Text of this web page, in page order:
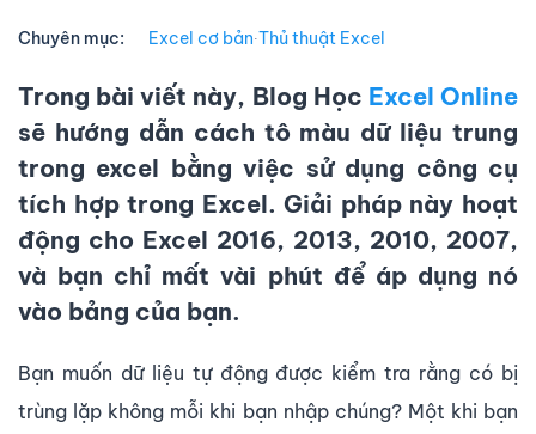
Chuyên mục: Excel cơ bản∙Thủ thuật Excel
Trong bài viết này, Blog Học Excel Online
sẽ hướng dẫn cách tô màu dữ liệu trung
trong excel bằng việc sử dụng công cụ
tích hợp trong Excel.Giải pháp này hoạt
động cho Excel 2016, 2013, 2010, 2007,
và bạn chỉ mất vài phút để áp dụng nó
vào bảng của bạn.
Bạn muốn dữ liệu tự động được kiểm tra rằng có bị
trùng lặp không mỗi khi bạn nhập chúng? Một khi bạn